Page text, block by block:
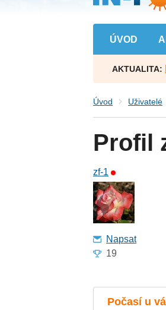
ÚVOD
AKTUALITA:
Úvod Uživatelé
Profil
zf-1
Napsat
19
Počasí u